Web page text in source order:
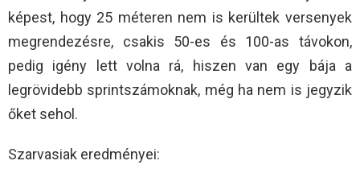
képest, hogy 25 méteren nem is kerültek versenyek
megrendezésre, csakis 50-es és 100-as távokon,
pedig igény lett volna rá, hiszen van egy bája a
legrövidebb sprintszámoknak, még ha nem is jegyzik
őket sehol.
Szarvasiak eredményei: